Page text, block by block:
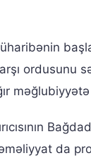
ordusunu
məğlubiyyətə
Bağdad
da